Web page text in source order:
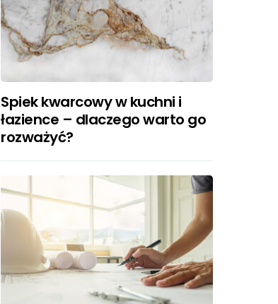
Spiek kwarcowy w kuchni i
łazience – dlaczego warto go
rozważyć?